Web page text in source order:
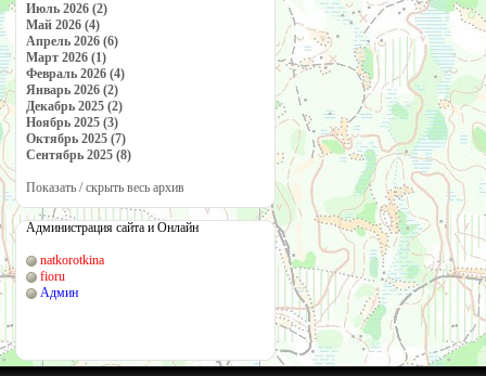
Июль 2026 (2)
Май 2026 (4)
Апрель 2026 (6)
Март 2026 (1)
Февраль 2026 (4)
Январь 2026 (2)
Декабрь 2025 (2)
Ноябрь 2025 (3)
Октябрь 2025 (7)
Сентябрь 2025 (8)
Показать / скрыть весь архив
Администрация сайта и Онлайн
natkorotkina
fioru
Админ